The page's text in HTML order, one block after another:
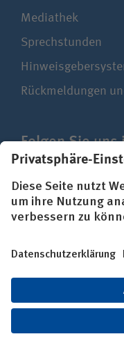
Mediathek
Sprechstunden
Rückmeldungen
Folgen Sie
Netzwerken
Impressum
Erklärung
© BG Kliniken –